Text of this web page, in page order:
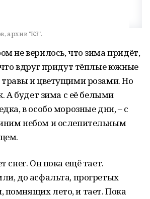
архив "КЗ".
не верилось, что зима придёт,
что вдруг придут тёплые южные
травы и цветущими розами. Но
А будет зима с её белыми
в особо морозные дни, – с
небом и ослепительным
снег. Он пока ещё тает.
до асфальта, прогретых
лето, и тает. Пока